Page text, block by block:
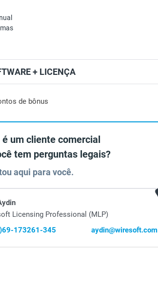
de bônus
+ LICENÇA
é um cliente comercial
tem perguntas legais?
aqui para você.
Licensing Professional (MLP)
173261-345
aydin@wiresoft.com